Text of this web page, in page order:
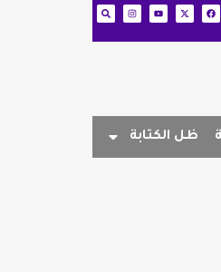
ظل الكتابة